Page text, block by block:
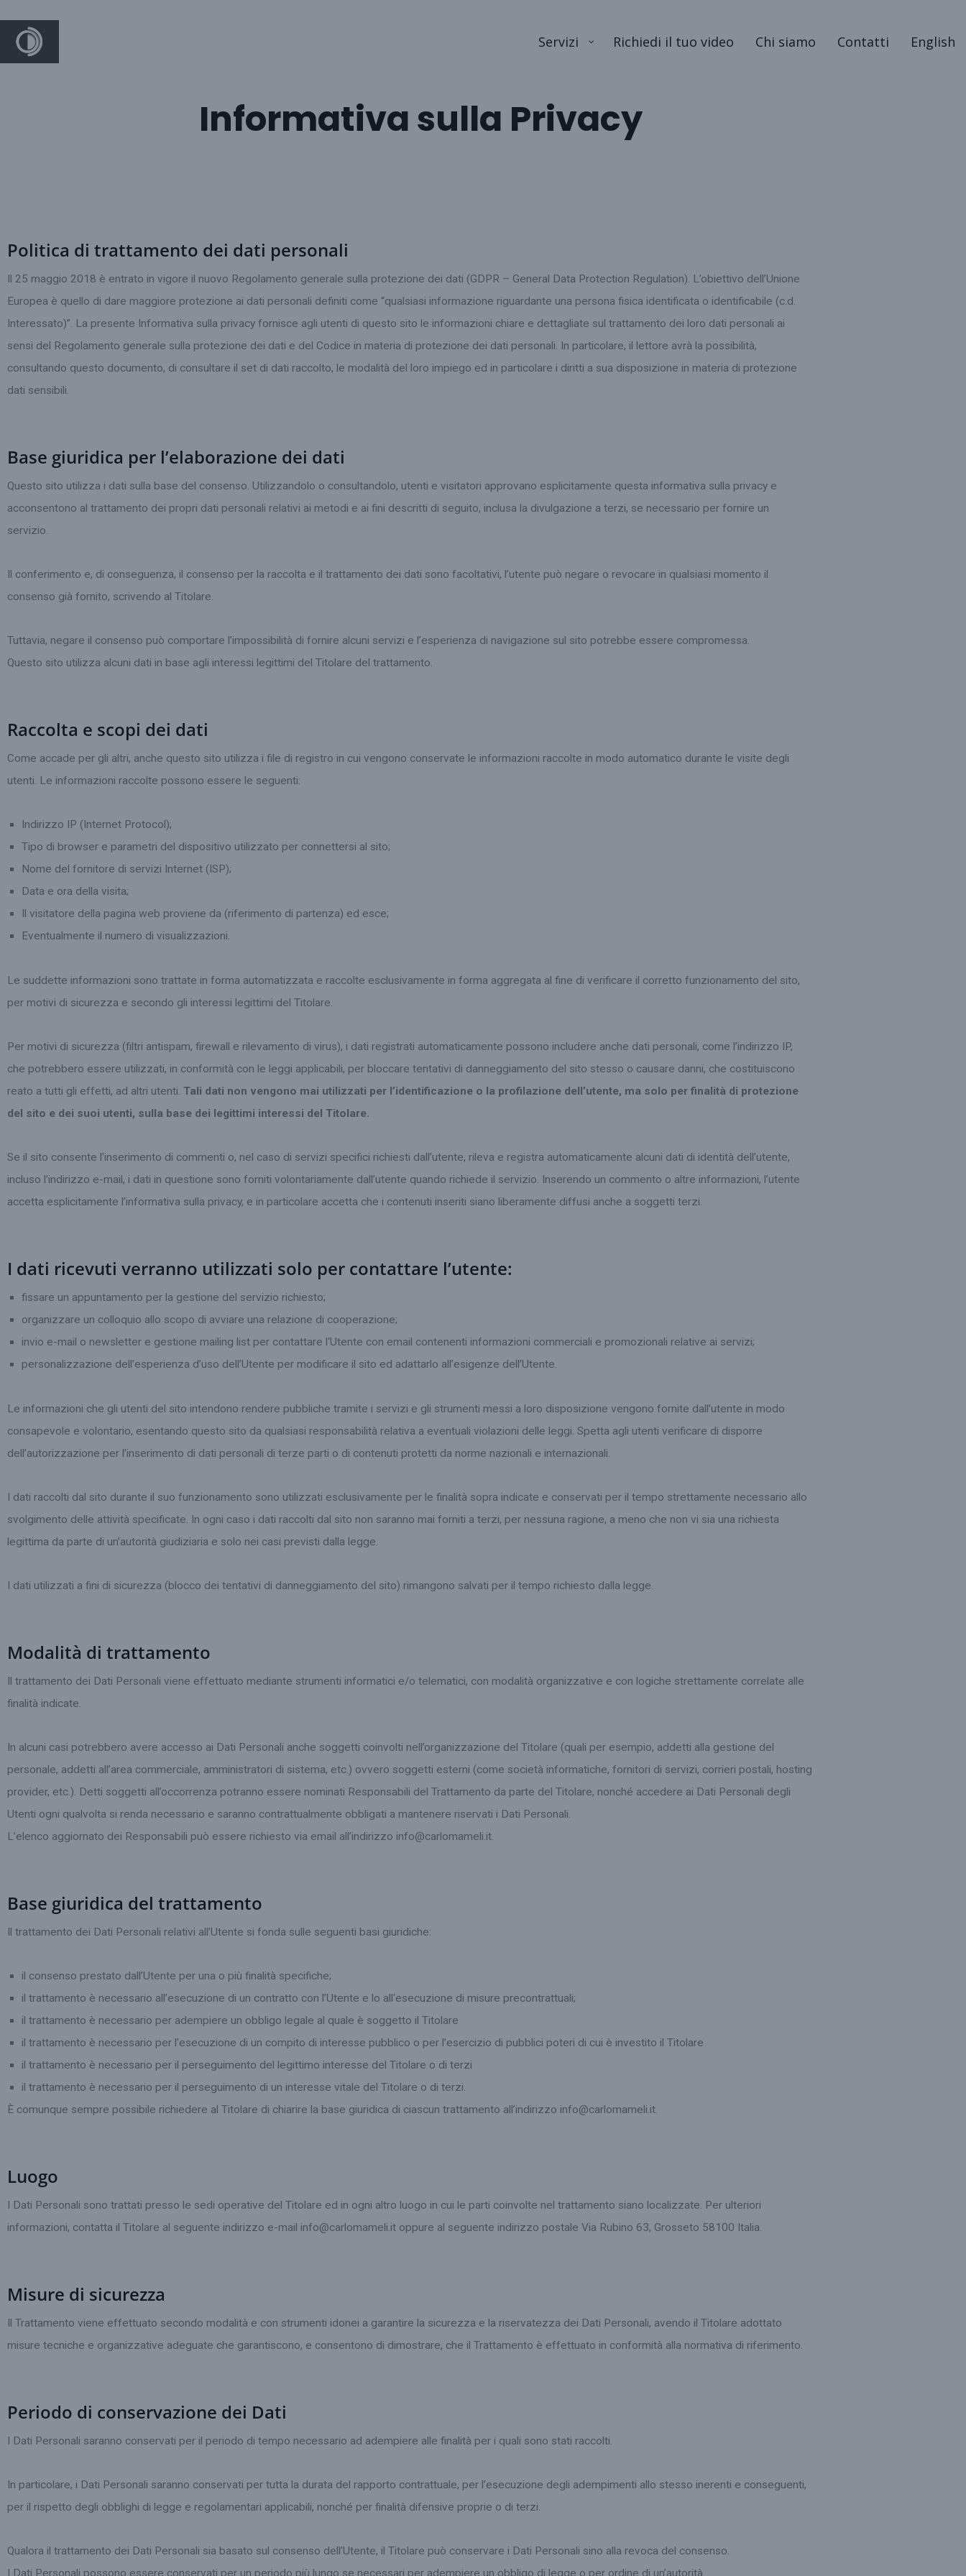
Servizi Richiedi il tuo video Chi siamo Contatti English
Informativa sulla Privacy
Politica di trattamento dei dati personali
Il 25 maggio 2018 è entrato in vigore il nuovo Regolamento generale sulla protezione dei dati (GDPR – General Data Protection Regulation). L’obiettivo dell’Unione
Europea è quello di dare maggiore protezione ai dati personali definiti come “qualsiasi informazione riguardante una persona fisica identificata o identificabile (c.d.
Interessato)”. La presente Informativa sulla privacy fornisce agli utenti di questo sito le informazioni chiare e dettagliate sul trattamento dei loro dati personali ai
sensi del Regolamento generale sulla protezione dei dati e del Codice in materia di protezione dei dati personali. In particolare, il lettore avrà la possibilità,
consultando questo documento, di consultare il set di dati raccolto, le modalità del loro impiego ed in particolare i diritti a sua disposizione in materia di protezione
dati sensibili.
Base giuridica per l’elaborazione dei dati
Questo sito utilizza i dati sulla base del consenso. Utilizzandolo o consultandolo, utenti e visitatori approvano esplicitamente questa informativa sulla privacy e
acconsentono al trattamento dei propri dati personali relativi ai metodi e ai fini descritti di seguito, inclusa la divulgazione a terzi, se necessario per fornire un
servizio.
Il conferimento e, di conseguenza, il consenso per la raccolta e il trattamento dei dati sono facoltativi, l’utente può negare o revocare in qualsiasi momento il
consenso già fornito, scrivendo al Titolare.
Tuttavia, negare il consenso può comportare l’impossibilità di fornire alcuni servizi e l’esperienza di navigazione sul sito potrebbe essere compromessa.
Questo sito utilizza alcuni dati in base agli interessi legittimi del Titolare del trattamento.
Raccolta e scopi dei dati
Come accade per gli altri, anche questo sito utilizza i file di registro in cui vengono conservate le informazioni raccolte in modo automatico durante le visite degli
utenti. Le informazioni raccolte possono essere le seguenti:
Indirizzo IP (Internet Protocol);
Tipo di browser e parametri del dispositivo utilizzato per connettersi al sito;
Nome del fornitore di servizi Internet (ISP);
Data e ora della visita;
Il visitatore della pagina web proviene da (riferimento di partenza) ed esce;
Eventualmente il numero di visualizzazioni.
Le suddette informazioni sono trattate in forma automatizzata e raccolte esclusivamente in forma aggregata al fine di verificare il corretto funzionamento del sito,
per motivi di sicurezza e secondo gli interessi legittimi del Titolare.
Per motivi di sicurezza (filtri antispam, firewall e rilevamento di virus), i dati registrati automaticamente possono includere anche dati personali, come l’indirizzo IP,
che potrebbero essere utilizzati, in conformità con le leggi applicabili, per bloccare tentativi di danneggiamento del sito stesso o causare danni, che costituiscono
reato a tutti gli effetti, ad altri utenti. Tali dati non vengono mai utilizzati per l’identificazione o la profilazione dell’utente, ma solo per finalità di protezione
del sito e dei suoi utenti, sulla base dei legittimi interessi del Titolare.
Se il sito consente l’inserimento di commenti o, nel caso di servizi specifici richiesti dall’utente, rileva e registra automaticamente alcuni dati di identità dell’utente,
incluso l’indirizzo e-mail, i dati in questione sono forniti volontariamente dall’utente quando richiede il servizio. Inserendo un commento o altre informazioni, l’utente
accetta esplicitamente l’informativa sulla privacy, e in particolare accetta che i contenuti inseriti siano liberamente diffusi anche a soggetti terzi.
I dati ricevuti verranno utilizzati solo per contattare l’utente:
fissare un appuntamento per la gestione del servizio richiesto;
organizzare un colloquio allo scopo di avviare una relazione di cooperazione;
invio e-mail o newsletter e gestione mailing list per contattare l‘Utente con email contenenti informazioni commerciali e promozionali relative ai servizi;
personalizzazione dell’esperienza d’uso dell’Utente per modificare il sito ed adattarlo all’esigenze dell’Utente.
Le informazioni che gli utenti del sito intendono rendere pubbliche tramite i servizi e gli strumenti messi a loro disposizione vengono fornite dall’utente in modo
consapevole e volontario, esentando questo sito da qualsiasi responsabilità relativa a eventuali violazioni delle leggi. Spetta agli utenti verificare di disporre
dell’autorizzazione per l’inserimento di dati personali di terze parti o di contenuti protetti da norme nazionali e internazionali.
I dati raccolti dal sito durante il suo funzionamento sono utilizzati esclusivamente per le finalità sopra indicate e conservati per il tempo strettamente necessario allo
svolgimento delle attività specificate. In ogni caso i dati raccolti dal sito non saranno mai forniti a terzi, per nessuna ragione, a meno che non vi sia una richiesta
legittima da parte di un’autorità giudiziaria e solo nei casi previsti dalla legge.
I dati utilizzati a fini di sicurezza (blocco dei tentativi di danneggiamento del sito) rimangono salvati per il tempo richiesto dalla legge.
Modalità di trattamento
Il trattamento dei Dati Personali viene effettuato mediante strumenti informatici e/o telematici, con modalità organizzative e con logiche strettamente correlate alle
finalità indicate.
In alcuni casi potrebbero avere accesso ai Dati Personali anche soggetti coinvolti nell’organizzazione del Titolare (quali per esempio, addetti alla gestione del
personale, addetti all’area commerciale, amministratori di sistema, etc.) ovvero soggetti esterni (come società informatiche, fornitori di servizi, corrieri postali, hosting
provider, etc.). Detti soggetti all’occorrenza potranno essere nominati Responsabili del Trattamento da parte del Titolare, nonché accedere ai Dati Personali degli
Utenti ogni qualvolta si renda necessario e saranno contrattualmente obbligati a mantenere riservati i Dati Personali.
L’elenco aggiornato dei Responsabili può essere richiesto via email all’indirizzo info@carlomameli.it.
Base giuridica del trattamento
Il trattamento dei Dati Personali relativi all’Utente si fonda sulle seguenti basi giuridiche:
il consenso prestato dall’Utente per una o più finalità specifiche;
il trattamento è necessario all’esecuzione di un contratto con l’Utente e lo all‘esecuzione di misure precontrattuali;
il trattamento è necessario per adempiere un obbligo legale al quale è soggetto il Titolare
il trattamento è necessario per l’esecuzione di un compito di interesse pubblico o per l’esercizio di pubblici poteri di cui è investito il Titolare
il trattamento è necessario per il perseguimento del legittimo interesse del Titolare o di terzi
il trattamento è necessario per il perseguimento di un interesse vitale del Titolare o di terzi.
È comunque sempre possibile richiedere al Titolare di chiarire la base giuridica di ciascun trattamento all’indirizzo info@carlomameli.it.
Luogo
I Dati Personali sono trattati presso le sedi operative del Titolare ed in ogni altro luogo in cui le parti coinvolte nel trattamento siano localizzate. Per ulteriori
informazioni, contatta il Titolare al seguente indirizzo e-mail info@carlomameli.it oppure al seguente indirizzo postale Via Rubino 63, Grosseto 58100 Italia.
Misure di sicurezza
Il Trattamento viene effettuato secondo modalità e con strumenti idonei a garantire la sicurezza e la riservatezza dei Dati Personali, avendo il Titolare adottato
misure tecniche e organizzative adeguate che garantiscono, e consentono di dimostrare, che il Trattamento è effettuato in conformità alla normativa di riferimento.
Periodo di conservazione dei Dati
I Dati Personali saranno conservati per il periodo di tempo necessario ad adempiere alle finalità per i quali sono stati raccolti.
In particolare, i Dati Personali saranno conservati per tutta la durata del rapporto contrattuale, per l’esecuzione degli adempimenti allo stesso inerenti e conseguenti,
per il rispetto degli obblighi di legge e regolamentari applicabili, nonché per finalità difensive proprie o di terzi.
Qualora il trattamento dei Dati Personali sia basato sul consenso dell’Utente, il Titolare può conservare i Dati Personali sino alla revoca del consenso.
I Dati Personali possono essere conservati per un periodo più lungo se necessari per adempiere un obbligo di legge o per ordine di un’autorità.